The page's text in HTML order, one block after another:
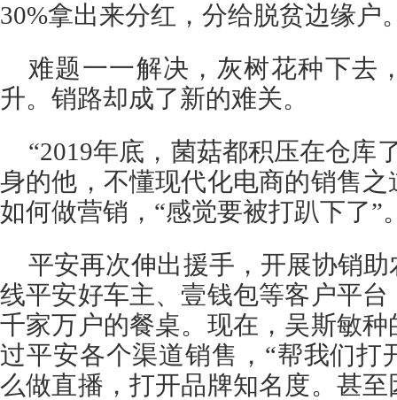
30%拿出来分红，分给脱贫边缘户
难题一一解决，灰树花种下去
升。销路却成了新的难关。
“2019年底，菌菇都积压在仓库
身的他，不懂现代化电商的销售
如何做营销，“感觉要被打趴下了”
平安再次伸出援手，开展协销
线平安好车主、壹钱包等客户平
千家万户的餐桌。现在，吴斯敏
过平安各个渠道销售，“帮我们打
么做直播，打开品牌知名度。甚